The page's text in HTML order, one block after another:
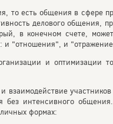
то есть общения в сфере
делового общения,
в конечном счете,
"отношения", и
и оптимизации
без интенсивного
формах: